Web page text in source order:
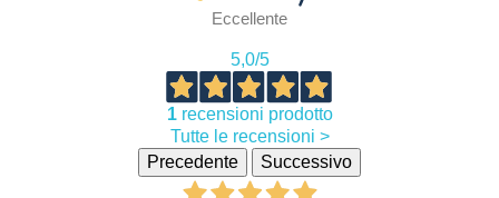
Eccellente
5,0/5
1recensioni prodotto
Tutte le recensioni >
Precedente
Successivo